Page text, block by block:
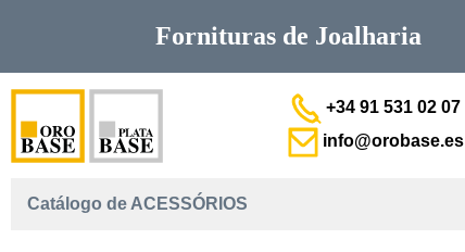
Fornituras de Joalharia
+34 91 531 02 07
info@orobase.es
Catálogo de ACESSÓRIOS